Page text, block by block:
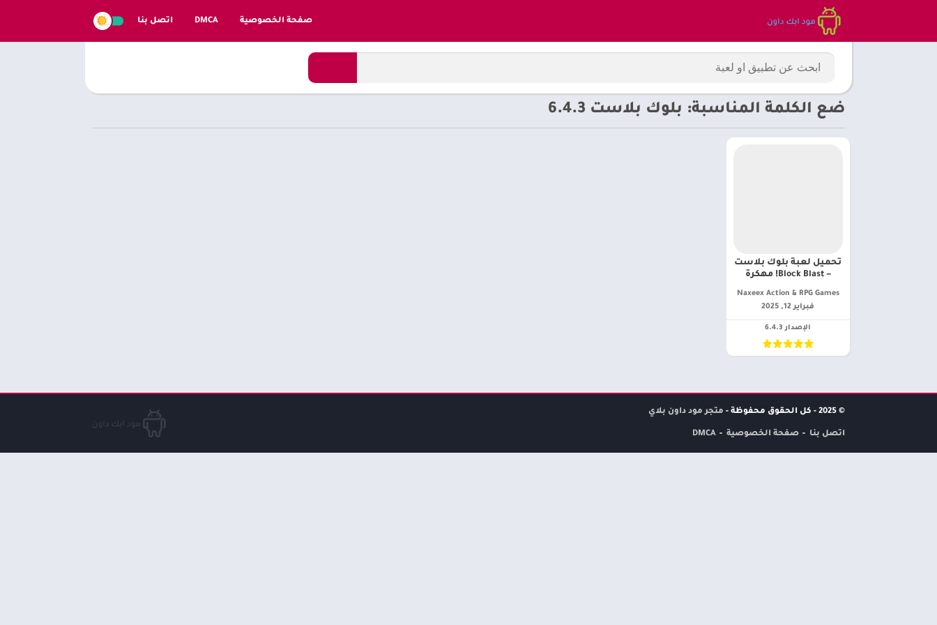
صفحة الخصوصية DMCA اتصل بنا
ضع الكلمة المناسبة: بلوك بلاست 6.4.3
تحميل لعبة بلوك بلاست
– Block Blast! مهكرة
Naxeex Action & RPG Games‏
فبراير 12, 2025
الإصدار 6.4.3
© 2025 - كل الحقوق محفوظة - متجر مود داون بلاي
اتصل بنا صفحة الخصوصية DMCA